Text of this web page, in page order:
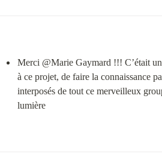
Merci @⁨Marie Gaymard⁩ !!! C’était
à ce projet, de faire la connaissance
interposés de tout ce merveilleux
lumière